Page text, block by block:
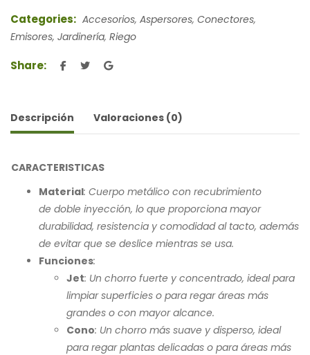
Categories: Accesorios, Aspersores, Conectores,
Emisores, Jardinería, Riego
Share:
Descripción Valoraciones (0)
CARACTERISTICAS
Material: Cuerpo metálico con recubrimiento
de doble inyección, lo que proporciona mayor
durabilidad, resistencia y comodidad al tacto, además
de evitar que se deslice mientras se usa.
Funciones:
Jet: Un chorro fuerte y concentrado, ideal para
limpiar superficies o para regar áreas más
grandes o con mayor alcance.
Cono: Un chorro más suave y disperso, ideal
para regar plantas delicadas o para áreas más